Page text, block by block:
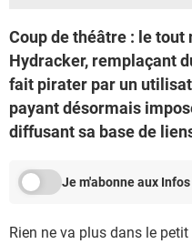
Coup de théâtre : le
Hydracker, remplaçant
fait pirater par un
payant désormais
diffusant sa base de
Je m'abonne aux
Rien ne va plus dans le